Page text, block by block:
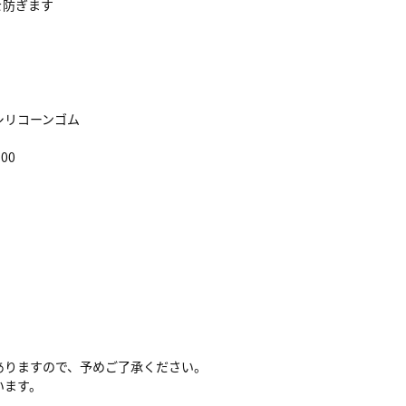
ぎます
コーンゴム
ますので、予めご了承ください。
す。